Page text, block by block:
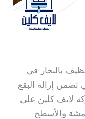
بالبخار في
تضمن إزالة البقع
لايف كلين على
والأسطح